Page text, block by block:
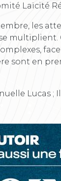
Laïcité
les
se
sont en
Lucas ;